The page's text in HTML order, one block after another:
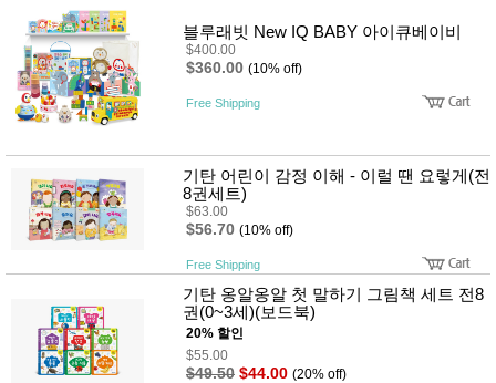
유/아동
내의
가방/지
갑/케이
스
패션/잡
화
일상 돋
보기
침구용
품
실/청소
WALL
DECO
Pet
Supplies
블루래빗 New IQ BABY 아이큐베이비
$400.00
$360.00 (10% off)
Free Shipping
기탄 어린이 감정 이해 - 이럴 땐 요렇게(전
8권세트)
$63.00
$56.70 (10% off)
Free Shipping
기탄 옹알옹알 첫 말하기 그림책 세트 전8
권(0~3세)(보드북)
20% 할인
$55.00
$49.50 $44.00 (20% off)